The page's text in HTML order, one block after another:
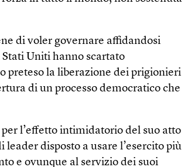
di voler governare affidandosi
Uniti hanno scartato
preteso la liberazione dei prigionieri
di un processo democratico che
l’effetto intimidatorio del suo atto
disposto a usare l’esercito più
e ovunque al servizio dei suoi